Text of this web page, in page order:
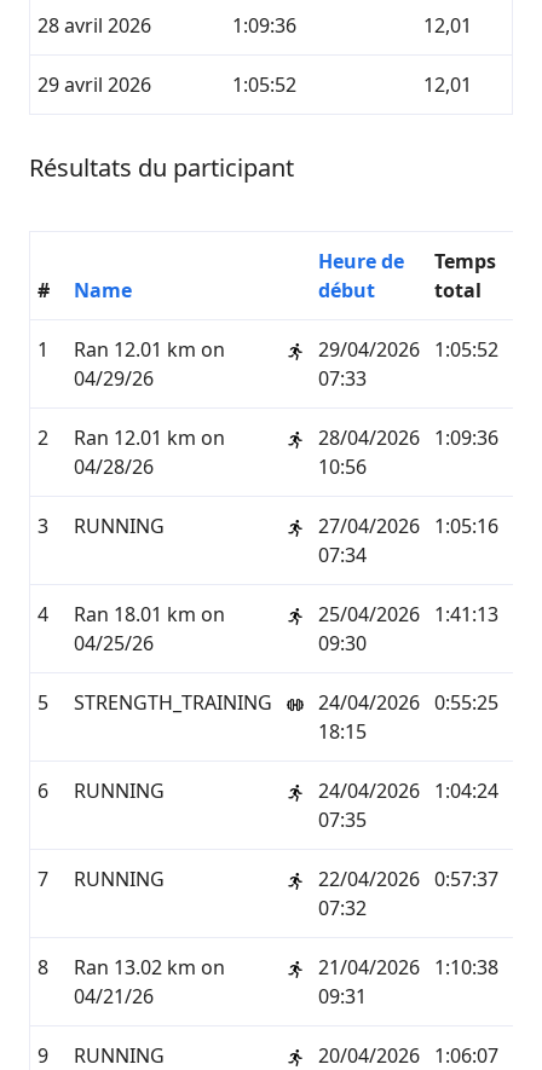
28 avril 2026 1:09:36 12,01
29 avril 2026 1:05:52 12,01
Résultats du participant
# Name
Heure de
début
Temps
total
1
Ran 12.01 km on
04/29/26
29/04/2026
07:33
1:05:52
2
Ran 12.01 km on
04/28/26
28/04/2026
10:56
1:09:36
3 RUNNING
27/04/2026
07:34
1:05:16
4
Ran 18.01 km on
04/25/26
25/04/2026
09:30
1:41:13
5 STRENGTH_TRAINING
24/04/2026
18:15
0:55:25
6 RUNNING
24/04/2026
07:35
1:04:24
7 RUNNING
22/04/2026
07:32
0:57:37
8
Ran 13.02 km on
04/21/26
21/04/2026
09:31
1:10:38
9 RUNNING
20/04/2026 1:06:07